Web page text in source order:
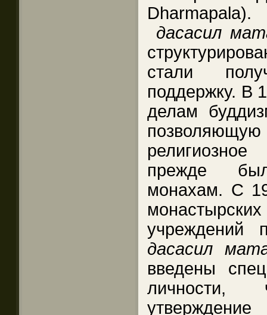
дасасил
стали
поддержку. В
делам
прежде
монахам. С
учреждений
дасасил
введены